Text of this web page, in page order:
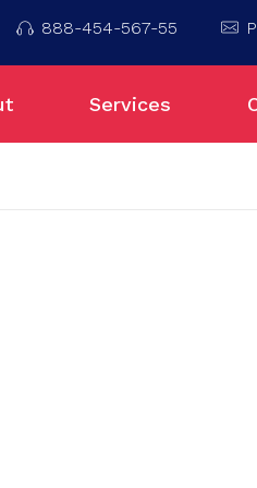
888-454-567-55
Services
Palu